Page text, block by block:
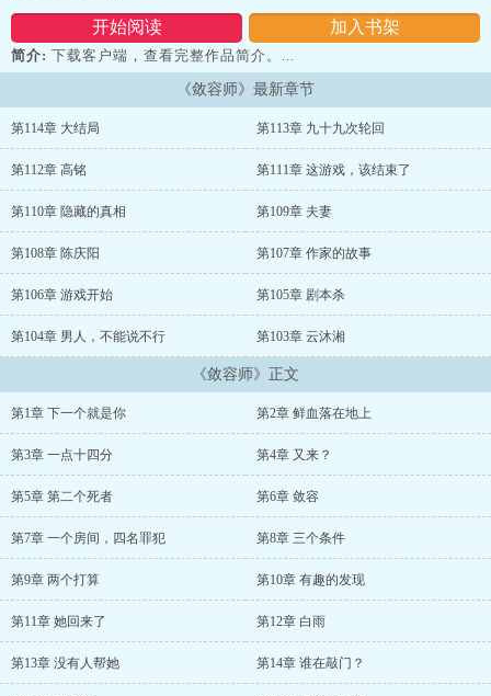
开始阅读 加入书架
简介: 下载客户端，查看完整作品简介。...
《敛容师》最新章节
第114章 大结局 第113章 九十九次轮回
第112章 高铭 第111章 这游戏，该结束了
第110章 隐藏的真相 第109章 夫妻
第108章 陈庆阳 第107章 作家的故事
第106章 游戏开始 第105章 剧本杀
第104章 男人，不能说不行 第103章 云沐湘
《敛容师》正文
第1章 下一个就是你 第2章 鲜血落在地上
第3章 一点十四分 第4章 又来？
第5章 第二个死者 第6章 敛容
第7章 一个房间，四名罪犯 第8章 三个条件
第9章 两个打算 第10章 有趣的发现
第11章 她回来了 第12章 白雨
第13章 没有人帮她 第14章 谁在敲门？